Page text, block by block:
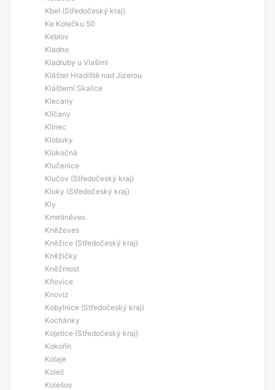
Kbel (Středočeský kraj)
Ke Kolečku 50
Keblov
Kladno
Kladruby u Vlašimi
Klášter Hradiště nad Jizerou
Klášterní Skalice
Klecany
Klíčany
Klínec
Klobuky
Klokočná
Klučenice
Klučov (Středočeský kraj)
Kluky (Středočeský kraj)
Kly
Kmetiněves
Kněževes
Kněžice (Středočeský kraj)
Kněžičky
Kněžmost
Kňovice
Knovíz
Kobylnice (Středočeský kraj)
Kochánky
Kojetice (Středočeský kraj)
Kokořín
Kolaje
Koleč
Kolešov